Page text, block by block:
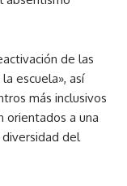
de las
escuela», así
más inclusivos
orientados a una
del